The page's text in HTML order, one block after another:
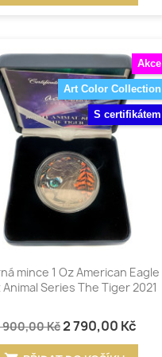
Akce
Art Color Collection
S certifikátem
Rychlý náhled
mince 1 Oz American Eagle
Series The Tiger 2021
900,00 Kč2 790,00 Kč